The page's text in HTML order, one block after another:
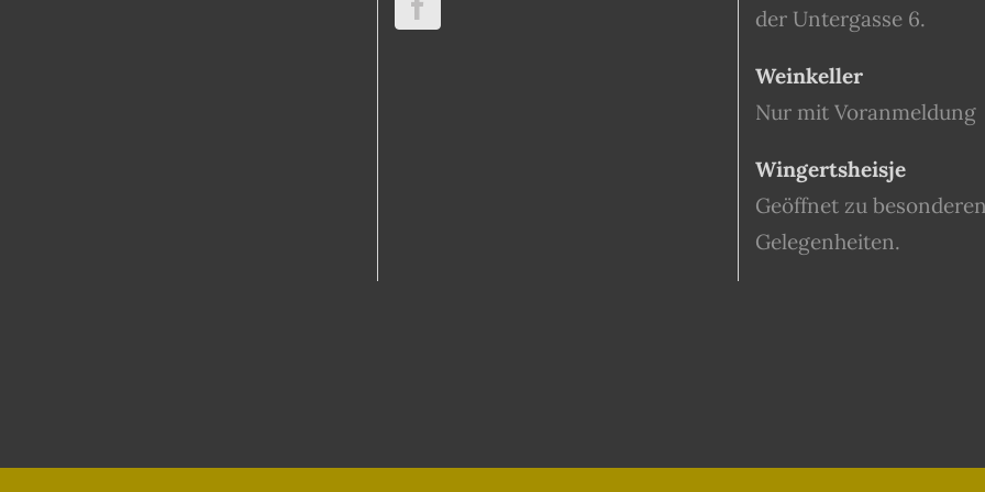
der Untergasse 6.
Weinkeller
Nur mit Voranmeldung
Wingertsheisje
Geöffnet zu
Gelegenheiten.